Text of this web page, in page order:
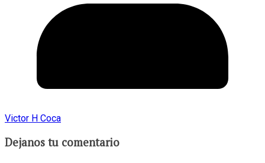
Victor H Coca
Dejanos tu comentario